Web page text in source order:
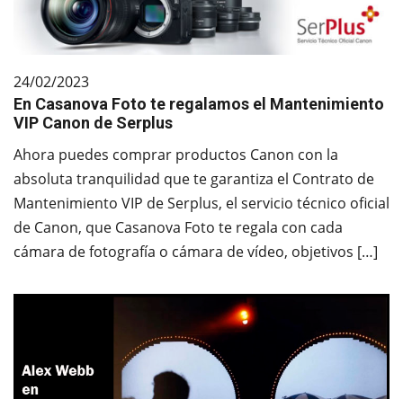
24/02/2023
En Casanova Foto te regalamos el Mantenimiento
VIP Canon de Serplus
Ahora puedes comprar productos Canon con la
absoluta tranquilidad que te garantiza el Contrato de
Mantenimiento VIP de Serplus, el servicio técnico oficial
de Canon, que Casanova Foto te regala con cada
cámara de fotografía o cámara de vídeo, objetivos […]